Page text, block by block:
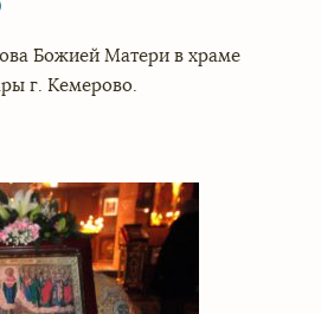
Божией Матери в храме
г. Кемерово.